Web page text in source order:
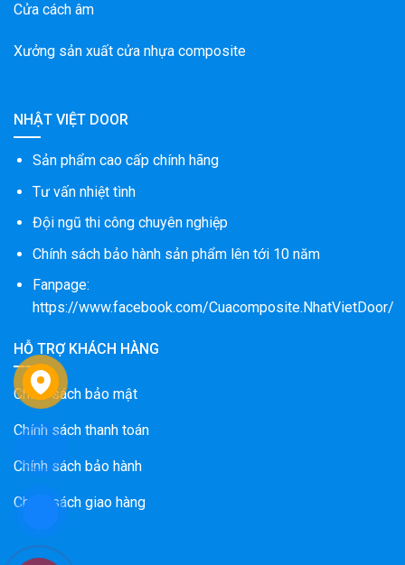
Cửa cách âm
Xưởng sản xuất cửa nhựa composite
NHẬT VIỆT DOOR
Sản phẩm cao cấp chính hãng
Tư vấn nhiệt tình
Đội ngũ thi công chuyên nghiệp
Chính sách bảo hành sản phẩm lên tới 10 năm
Fanpage:
https://www.facebook.com/Cuacomposite.NhatVietDoor/
HỖ TRỢ KHÁCH HÀNG
Chính sách bảo mật
Chính sách thanh toán
Chính sách bảo hành
Chính sách giao hàng